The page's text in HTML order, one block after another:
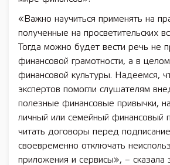
«Важно научиться применять на
полученные на просветительских
Тогда можно будет вести речь не
финансовой грамотности, а в
финансовой культуры. Надеемся,
экспертов помогли слушателям
полезные финансовые привычки,
личный или семейный финансовый
читать договоры перед
своевременно отключать
приложения и сервисы», – сказала